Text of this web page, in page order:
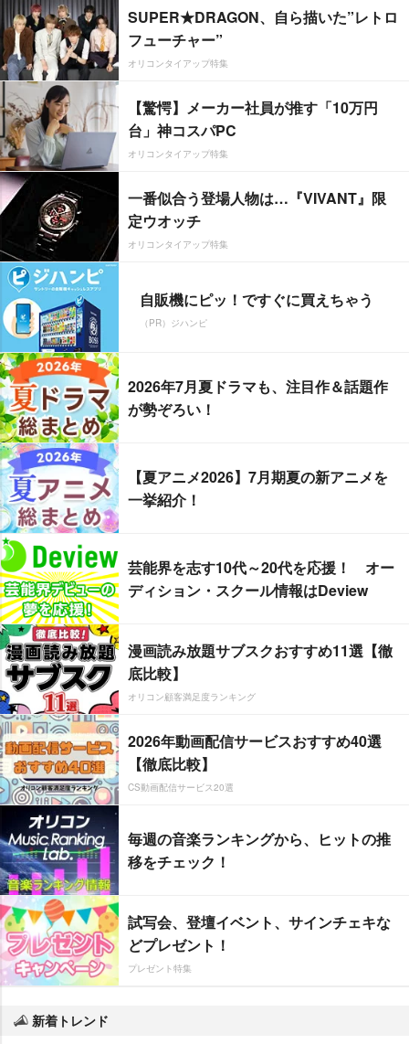
SUPER★DRAGON、自ら描いた”レトロ
フューチャー”
オリコンタイアップ特集
【驚愕】メーカー社員が推す「10万円
台」神コスパPC
オリコンタイアップ特集
一番似合う登場人物は…『VIVANT』限
定ウオッチ
オリコンタイアップ特集
自販機にピッ！ですぐに買えちゃう
（PR）ジハンピ
2026年7月夏ドラマも、注目作＆話題作
が勢ぞろい！
【夏アニメ2026】7月期夏の新アニメを
一挙紹介！
芸能界を志す10代～20代を応援！ オー
ディション・スクール情報はDeview
漫画読み放題サブスクおすすめ11選【徹
底比較】
オリコン顧客満足度ランキング
2026年動画配信サービスおすすめ40選
【徹底比較】
CS動画配信サービス20選
毎週の音楽ランキングから、ヒットの推
移をチェック！
試写会、登壇イベント、サインチェキな
どプレゼント！
プレゼント特集
新着トレンド